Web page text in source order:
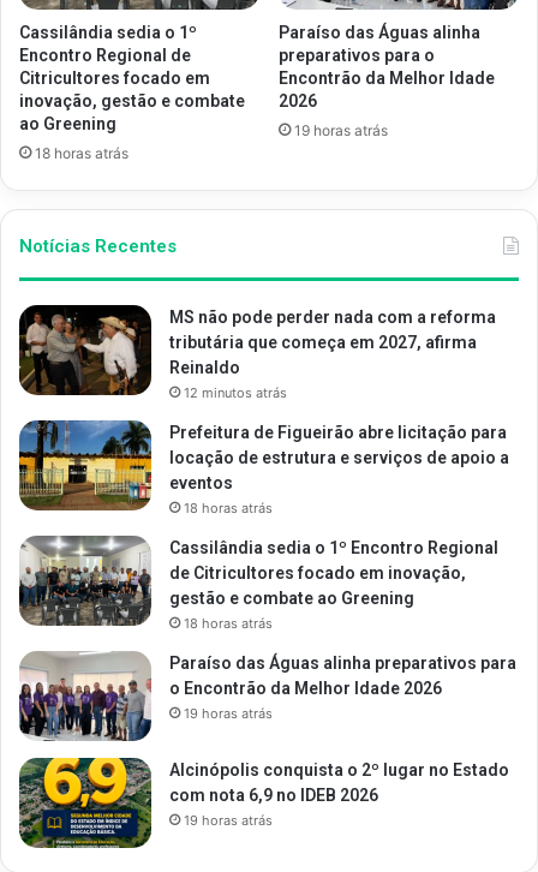
Cassilândia sedia o 1º
Encontro Regional de
Citricultores focado em
inovação, gestão e combate
ao Greening
18 horas atrás
Paraíso das Águas alinha
preparativos para o
Encontrão da Melhor Idade
2026
19 horas atrás
Notícias Recentes
MS não pode perder nada com a reforma
tributária que começa em 2027, afirma
Reinaldo
12 minutos atrás
Prefeitura de Figueirão abre licitação para
locação de estrutura e serviços de apoio a
eventos
18 horas atrás
Cassilândia sedia o 1º Encontro Regional
de Citricultores focado em inovação,
gestão e combate ao Greening
18 horas atrás
Paraíso das Águas alinha preparativos para
o Encontrão da Melhor Idade 2026
19 horas atrás
Alcinópolis conquista o 2º lugar no Estado
com nota 6,9 no IDEB 2026
19 horas atrás